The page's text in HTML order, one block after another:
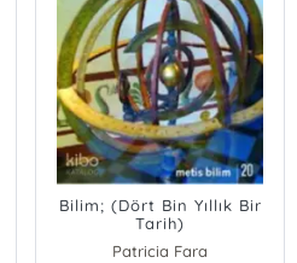
Bilim; (Dört Bin Yıllık Bir
Tarih)
Patricia Fara